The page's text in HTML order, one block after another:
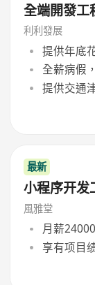
全端開發工
利利發展
提供年底
全薪病假
提供交通
最新
小程序开发
風雅堂
月薪
享有项目